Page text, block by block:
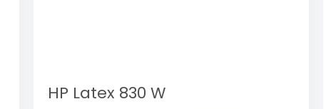
HP Latex 830 W